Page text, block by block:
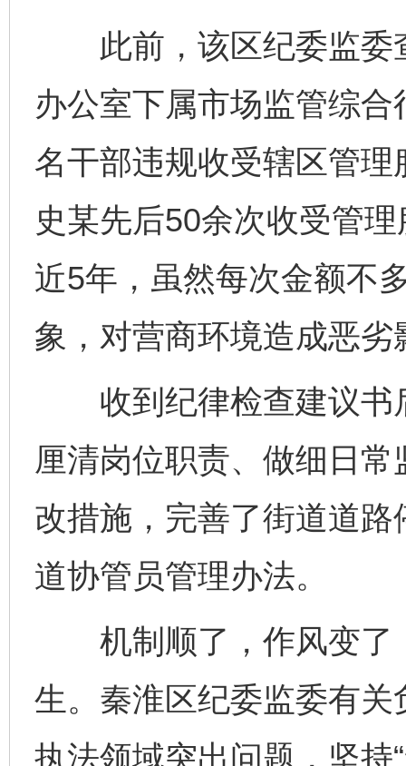
此前，该区纪委监委
办公室下属市场监管综
名干部违规收受辖区管理
史某先后50余次收受管
近5年，虽然每次金额不
象，对营商环境造成恶劣
收到纪律检查建议书
厘清岗位职责、做细日
改措施，完善了街道道
道协管员管理办法。
机制顺了，作风变了
生。秦淮区纪委监委有
执法领域突出问题，坚持
完善运行机制助力责任有效落实
公平竞争审查“十大案例”出炉！ 一纸欠